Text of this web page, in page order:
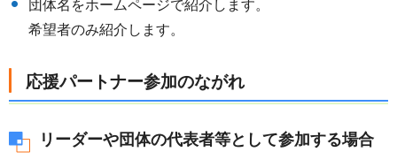
団体名をホームページで紹介します。
希望者のみ紹介します。
応援パートナー参加のながれ
リーダーや団体の代表者等として参加する場合